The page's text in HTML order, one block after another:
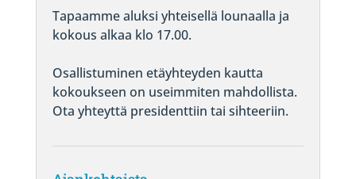
Tapaamme aluksi yhteisellä lounaalla ja
kokous alkaa klo 17.00.
Osallistuminen etäyhteyden kautta
kokoukseen on useimmiten mahdollista.
Ota yhteyttä presidenttiin tai sihteeriin.